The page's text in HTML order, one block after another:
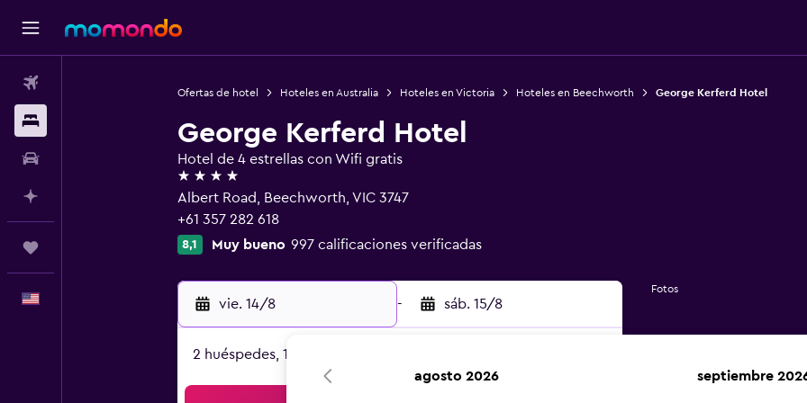
Ofertas de hotel Hoteles en Australia Hoteles en Victoria Hoteles en Beechworth George Kerferd Hotel
George Kerferd Hotel
Hotel de 4 estrellas con Wifi gratis
4 estrellas
Albert Road, Beechworth, VIC 3747
+61 357 282 618
8,1 Muy bueno 997 calificaciones verificadas
vie. 14/8 - sáb. 15/8
2 huéspedes, 1 habitación
Fotos
agosto 2026 septiembre